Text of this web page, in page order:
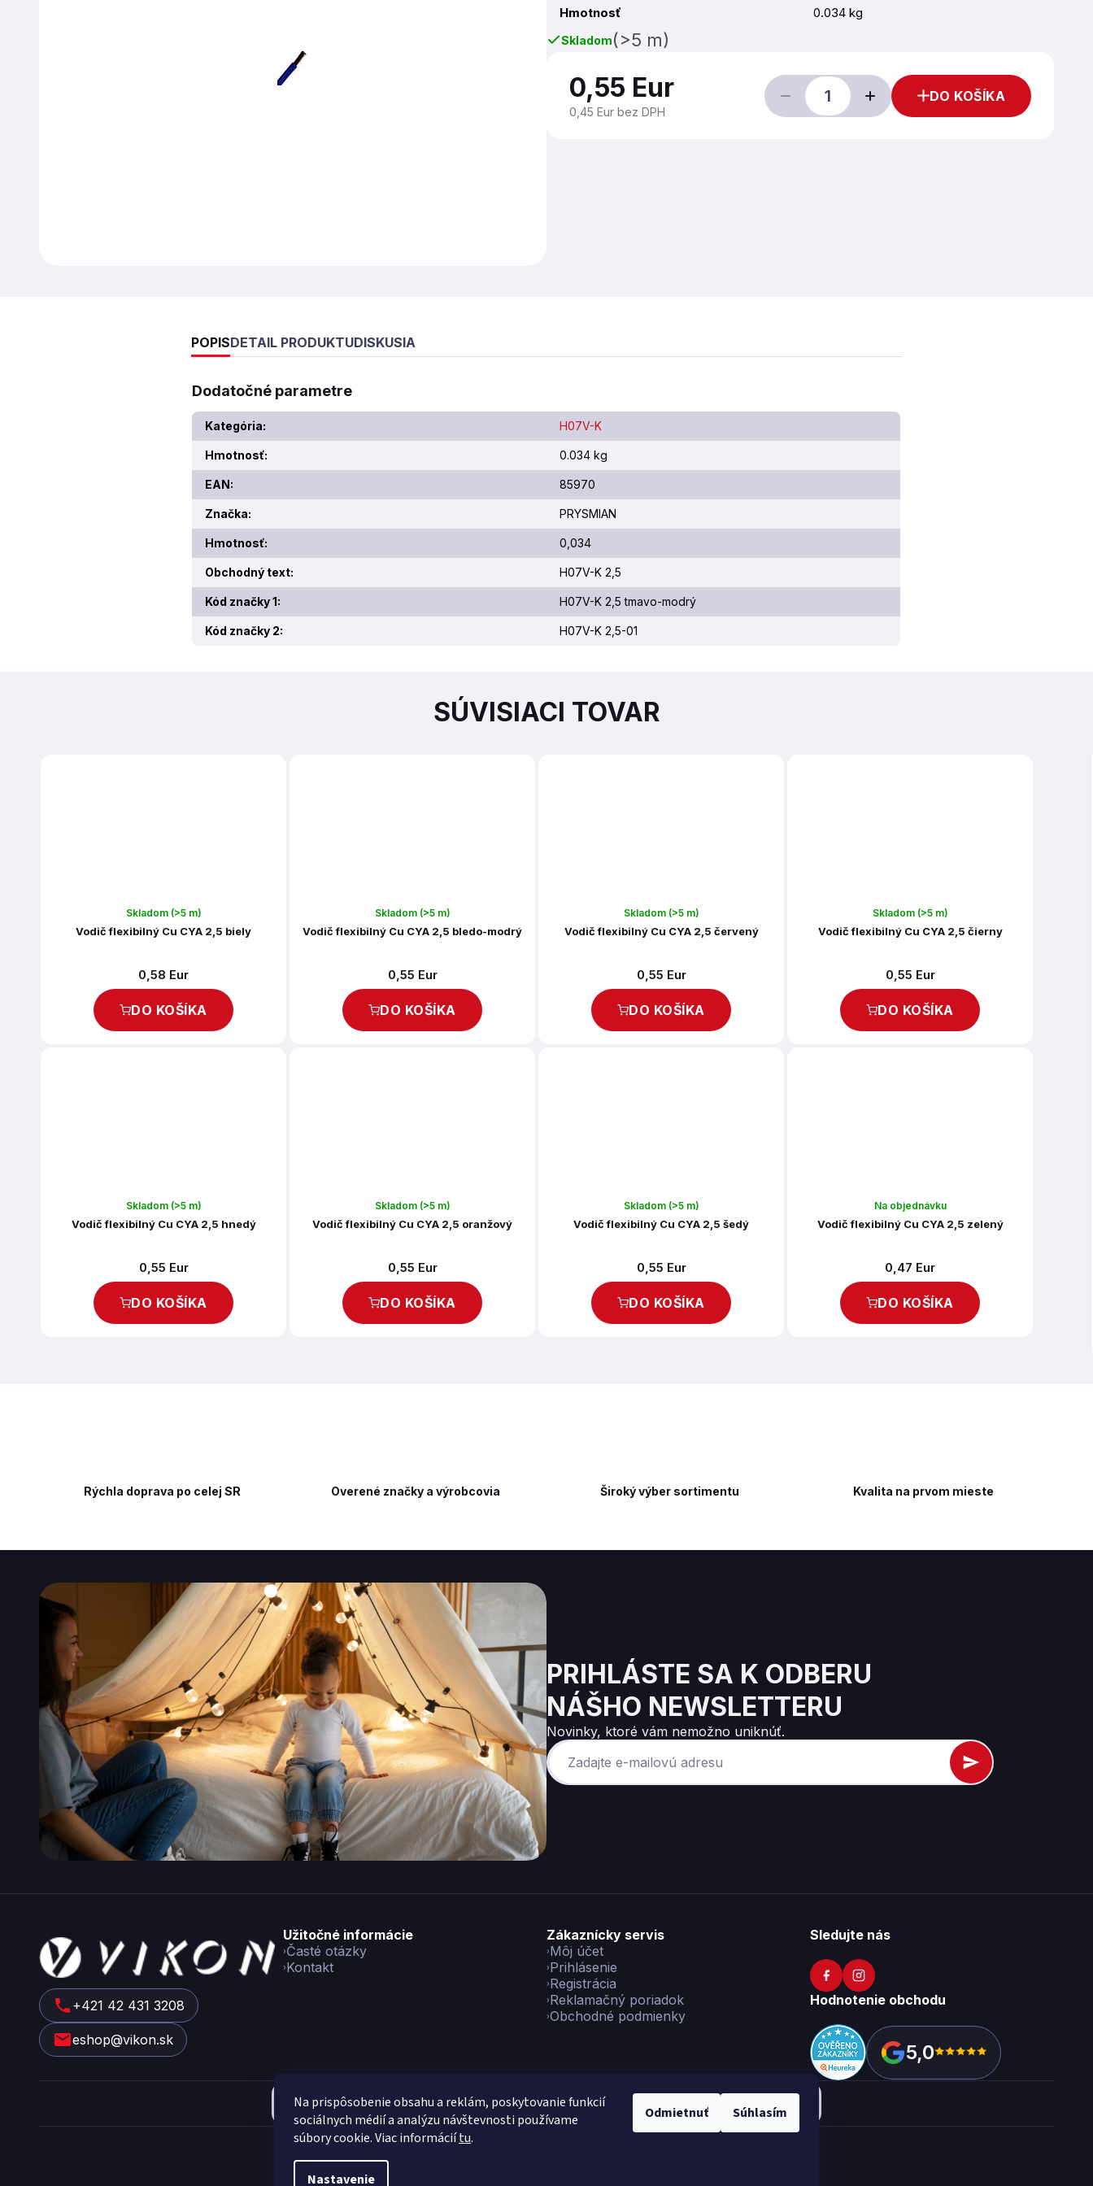
Na prispôsobenie obsahu a reklám, poskytovanie funkcií
sociálnych médií a analýzu návštevnosti používame
súbory cookie. Viac informáciítu.
Nastavenie
Odmietnuť Súhlasím
Hmotnosť
0.034 kg
Skladom(>5 m)
0,55 Eur
0,45 Eur bez DPH
DO KOŠÍKA
POPISDETAIL PRODUKTUDISKUSIA
Dodatočné parametre
Kategória: H07V-K
Hmotnosť: 0.034 kg
EAN: 85970
Značka: PRYSMIAN
Hmotnosť: 0,034
Obchodný text: H07V-K 2,5
Kód značky 1: H07V-K 2,5 tmavo-modrý
Kód značky 2: H07V-K 2,5-01
SÚVISIACI TOVAR
Skladom (>5 m)
Vodič flexibilný Cu CYA 2,5 biely
0,58 Eur
DO KOŠÍKA
Skladom (>5 m)
Vodič flexibilný Cu CYA 2,5 bledo-modrý
0,55 Eur
DO KOŠÍKA
Skladom (>5 m)
Vodič flexibilný Cu CYA 2,5 červený
0,55 Eur
DO KOŠÍKA
Skladom (>5 m)
Vodič flexibilný Cu CYA 2,5 čierny
0,55 Eur
DO KOŠÍKA
Skladom (>5 m)
Vodič flexibilný Cu CYA 2,5 hnedý
0,55 Eur
DO KOŠÍKA
Skladom (>5 m)
Vodič flexibilný Cu CYA 2,5 oranžový
0,55 Eur
DO KOŠÍKA
Skladom (>5 m)
Vodič flexibilný Cu CYA 2,5 šedý
0,55 Eur
DO KOŠÍKA
Na objednávku
Vodič flexibilný Cu CYA 2,5 zelený
0,47 Eur
DO KOŠÍKA
Kvalita na prvom mieste
Overené značky a výrobcovia
Rýchla doprava po celej SR Široký výber sortimentu
PRIHLÁSTE SA K ODBERU
NÁŠHO NEWSLETTERU
Novinky, ktoré vám nemožno uniknúť.
+421 42 431 3208
eshop@vikon.sk
Užitočné informácie
Časté otázky
Kontakt
Zákaznícky servis
Môj účet
Prihlásenie
Registrácia
Reklamačný poriadok
Obchodné podmienky
Sledujte nás
Hodnotenie obchodu
5,0
Copyright 2026Vikon. Všetky práva vyhradené. Upraviť nastavenie cookies
á
p
ä
t
e